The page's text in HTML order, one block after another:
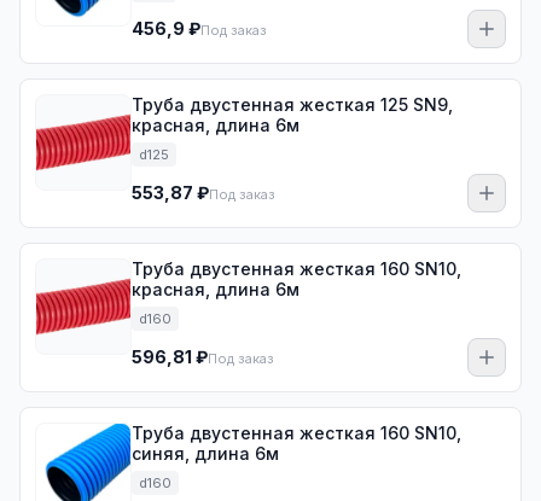
456,9 ₽Под заказ
Труба двустенная жесткая 125 SN9,
красная, длина 6м
d125
553,87 ₽Под заказ
Труба двустенная жесткая 160 SN10,
красная, длина 6м
d160
596,81 ₽Под заказ
Труба двустенная жесткая 160 SN10,
синяя, длина 6м
d160